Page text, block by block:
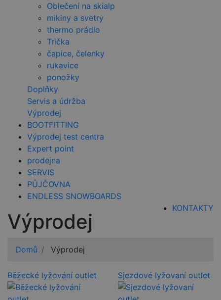
Oblečení na skialp
mikiny a svetry
thermo prádlo
Trička
čapice, čelenky
rukavice
ponožky
Doplňky
Servis a údržba
Výprodej
BOOTFITTING
Výprodej test centra
Expert point
prodejna
SERVIS
PŮJČOVNA
ENDLESS SNOWBOARDS
KONTAKTY
Výprodej
Domů Výprodej
Běžecké lyžování outlet Sjezdové lyžovaní outlet